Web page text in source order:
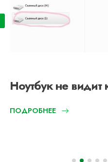
Ноутбук не видит
ПОДРОБНЕЕ